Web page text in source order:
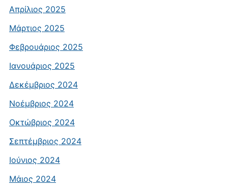
Απρίλιος 2025
Μάρτιος 2025
Φεβρουάριος 2025
Ιανουάριος 2025
Δεκέμβριος 2024
Νοέμβριος 2024
Οκτώβριος 2024
Σεπτέμβριος 2024
Ιούνιος 2024
Μάιος 2024